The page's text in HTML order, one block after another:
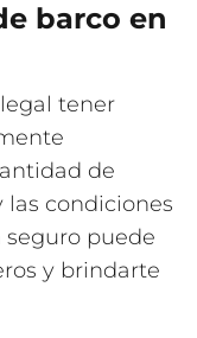
barco en
tener
de
las condiciones
puede
y brindarte